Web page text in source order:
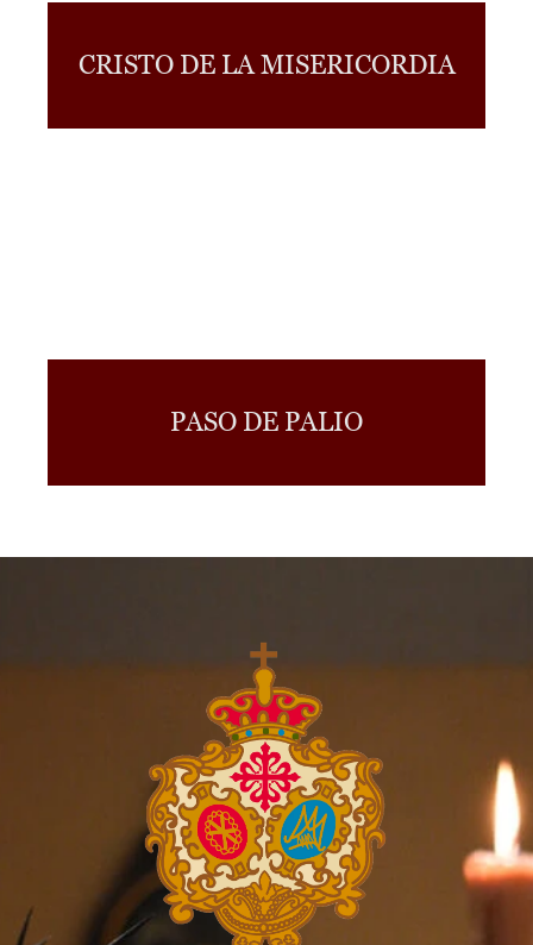
CRISTO DE LA MISERICORDIA
PASO DE PALIO